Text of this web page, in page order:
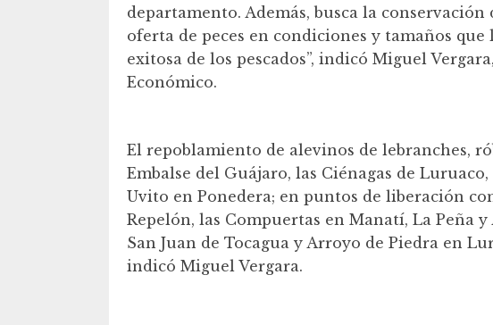
departamento. Además, busca la
oferta de peces en condiciones y tamaños
exitosa de los pescados”, indicó Miguel
Económico.
El repoblamiento de alevinos de lebranches,
Embalse del Guájaro, las Ciénagas de
Uvito en Ponedera; en puntos de liberación
Repelón, las Compuertas en Manatí, La Peña y
San Juan de Tocagua y Arroyo de Piedra en
indicó Miguel Vergara.